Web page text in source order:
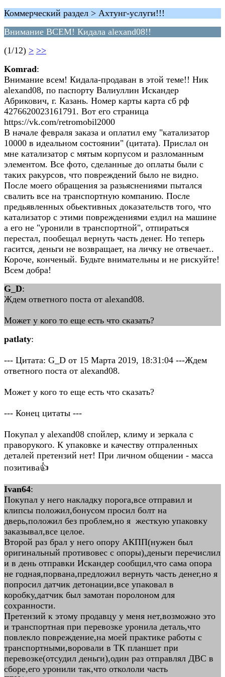
Коммерческий раздел > Ахтунг-услуги!!!
Внимание ВСЕМ! Кидала alexand08!!
(1/12) > >>
Komrad:
Внимание всем! Кидала-продаван в этой теме!! Ник
alexand08, по паспорту Валиуллин Искандер
Абрикович, г. Казань. Номер карты карта сб рф
4276620023161791. Вот его страница
https://vk.com/retromobil2000
В начале февраля заказа и оплатил ему "катализатор
10000 в идеальном состоянии" (цитата). Прислал он
мне катализатор с мятым корпусом и разломанным
элементом. Все фото, сделанные до оплаты были с
таких ракурсов, что повреждений было не видно.
После моего обращения за разьяснениями пытался
свалить все на транспортную компанию. После
предьявленных обьективных доказательств того, что
катализатор с этими повреждениями ездил на машине
а его не "уронили в транспортной", отпираться
перестал, пообещал вернуть часть денег. Но теперь
гасится, деньги не возвращает, на личку не отвечает..
Короче, конченый. Будьте внимательны и не рискуйте!
Всем добра!
G_D:
Ждем ответного поста от alexand08.
Может у кого то еще есть что сказать?
patlaty:
--- Цитата: G_D от 15 Марта 2019, 18:31:04 ---Ждем
ответного поста от alexand08.
Может у кого то еще есть что сказать?
--- Конец цитаты ---
Покупал у alexand08 спойлер, климу и зеркала с
праворукого. К упаковке и качеству отпраленных
деталей претензий нет! При личном общении - масса
позитива👍
Ivan64:
Покупал у него накладку порога,все отправил и
клипсы положил,бонусом просил болт на
дверь,положил без проблем,но я жесткую упаковку
заказывал,все целое.
Второй раз брал у него опору АКПП(нужен был
оригинальный противовес с опоры),деньги перечислил
и в день отправки Искандер сообщил,что сама опора
не годная,порвана,предложил вернуть часть денег,но я
попросил датчик детонации,все упаковал в
коробку,датчик был замотан поролоном для
сохранности.
Претензий к этому продавцу у меня нет,возможно это
и транспортная при перевозке уронила деталь,что
повлекло повреждение,на моей практике работы с
транспортными,воровали в ТК планшет при
перевозке(отсудил деньги),один раз отправлял ДВС в
сборе,его уронили так,что откололи часть